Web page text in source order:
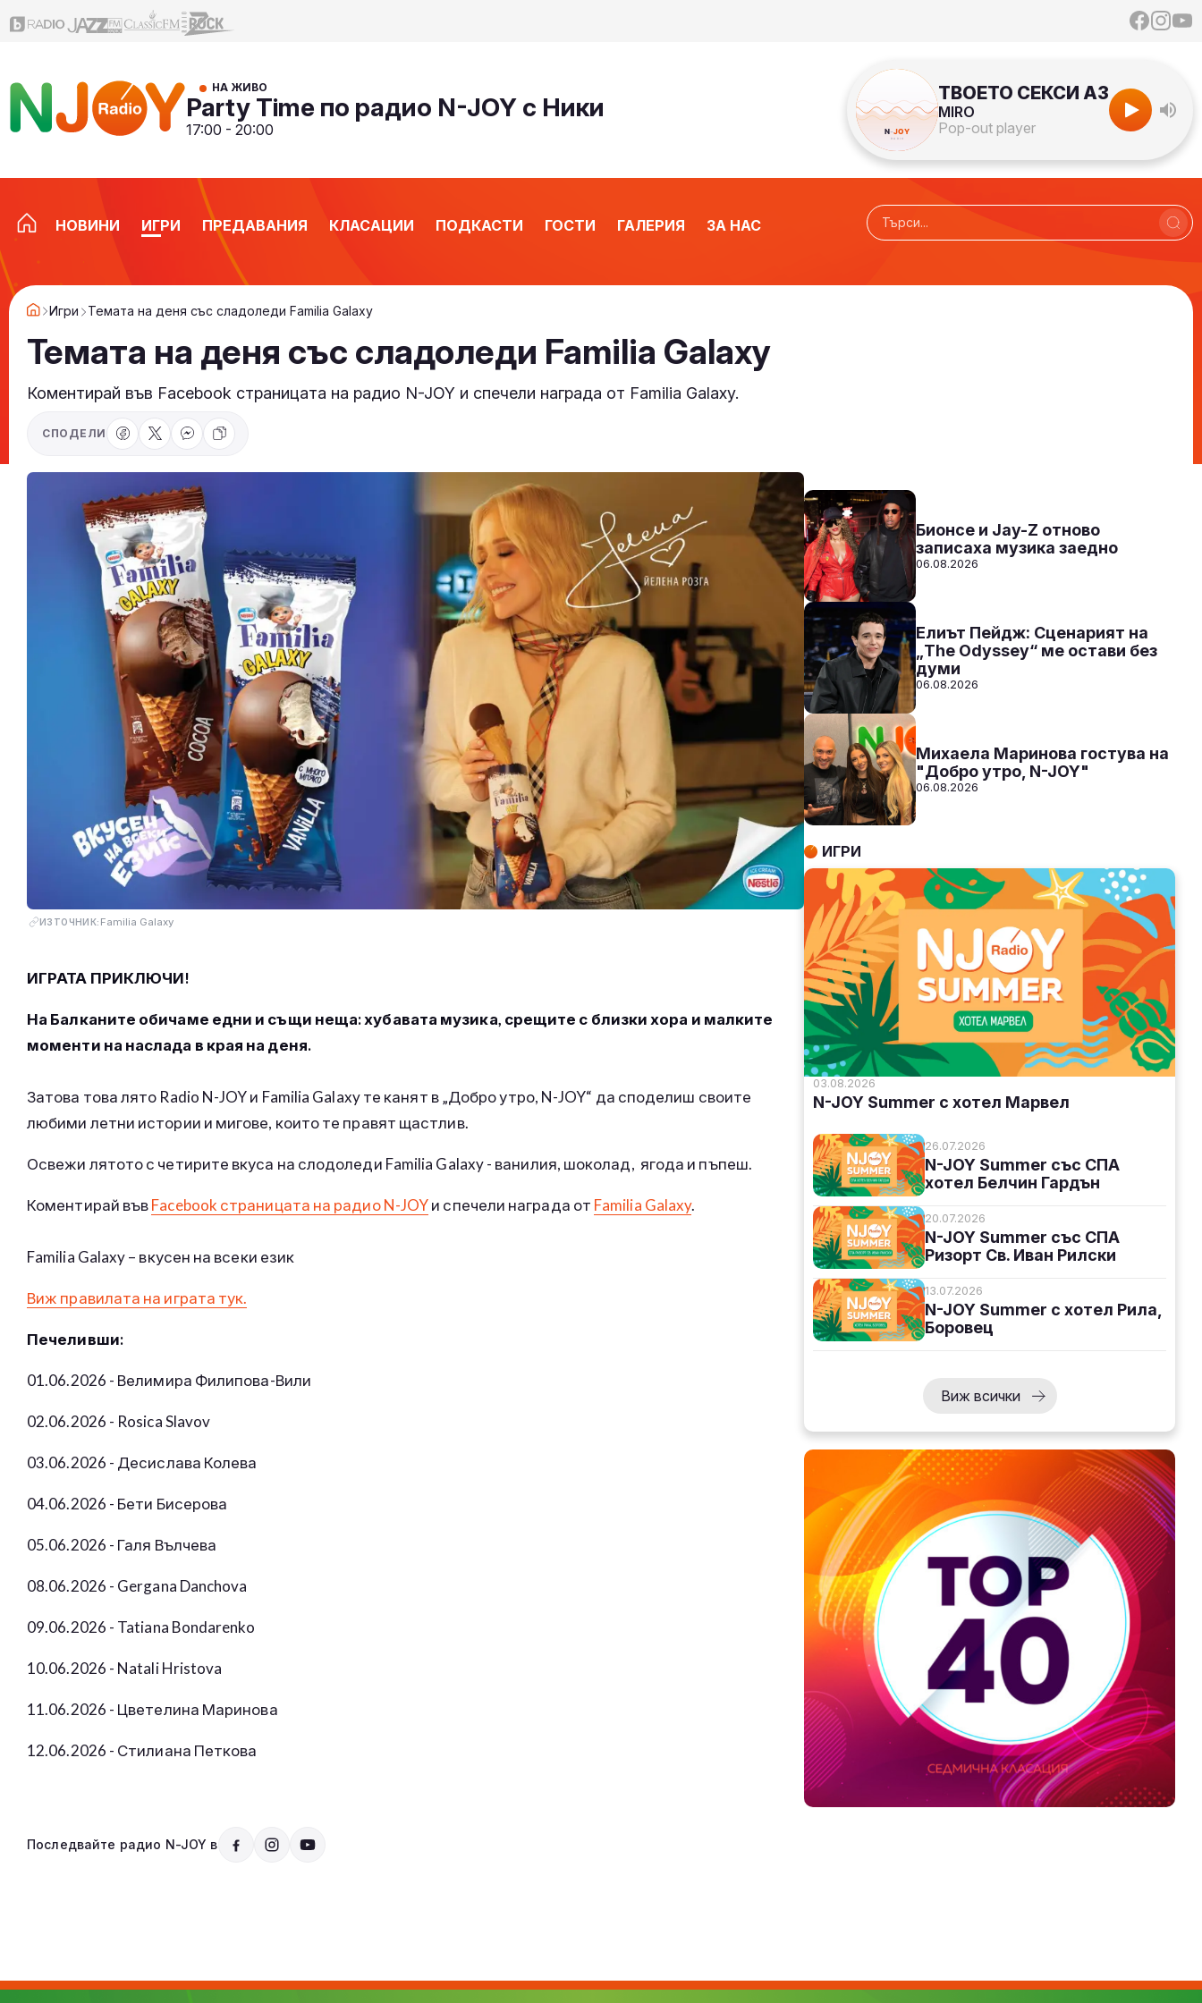
НА ЖИВО
Party Time по радио N-JOY с Ники
17:00 - 20:00
ТВОЕТО СЕКСИ АЗ
MIRO
Pop-out player
НОВИНИ ИГРИ ПРЕДАВАНИЯ КЛАСАЦИИ ПОДКАСТИ ГОСТИ ГАЛЕРИЯ ЗА НАС
Игри Темата на деня със сладоледи Familia Galaxy
Темата на деня със сладоледи Familia Galaxy
Коментирай във Facebook страницата на радио N-JOY и спечели награда от Familia Galaxy.
СПОДЕЛИ
ИЗТОЧНИК: Familia Galaxy
ИГРАТА ПРИКЛЮЧИ!
На Балканите обичаме едни и същи неща: хубавата музика, срещите с близки хора и малките
моменти на наслада в края на деня.
Затова това лято Radio N-JOY и Familia Galaxy те канят в „Добро утро, N-JOY“ да споделиш своите
любими летни истории и мигове, които те правят щастлив.
Освежи лятото с четирите вкуса на слодоледи Familia Galaxy - ванилия, шоколад, ягода и пъпеш.
Коментирай въвFacebook страницата на радио N-JOYи спечели награда от Familia Galaxy.
Familia Galaxy – вкусен на всеки език
Виж правилата на играта тук.
Печеливши:
01.06.2026 - Велимира Филипова-Вили
02.06.2026 - Rosica Slavov
03.06.2026 - Десислава Колева
04.06.2026 - Бети Бисерова
05.06.2026 - Галя Вълчева
08.06.2026 - Gergana Danchova
09.06.2026 - Tatiana Bondarenko
10.06.2026 - Natali Hristova
11.06.2026 - Цветелина Маринова
12.06.2026 - Стилиана Петкова
Последвайте радио N-JOY в
СЛУШАЙ
Бионсе и Jay-Z отново
записаха музика заедно
06.08.2026
Елиът Пейдж: Сценарият на
„The Odyssey“ ме остави без
думи
06.08.2026
Михаела Маринова гостува на
"Добро утро, N-JOY"
06.08.2026
ИГРИ
03.08.2026
N-JOY Summer с хотел Марвел
26.07.2026
N-JOY Summer със СПА
хотел Белчин Гардън
20.07.2026
N-JOY Summer със СПА
Ризорт Св. Иван Рилски
13.07.2026
N-JOY Summer с хотел Рила,
Боровец
Виж всички